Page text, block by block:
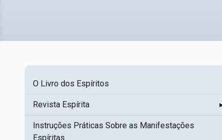
O Livro dos Espíritos
Revista Espírita
Instruções Práticas Sobre as Manifestações
Espíritas